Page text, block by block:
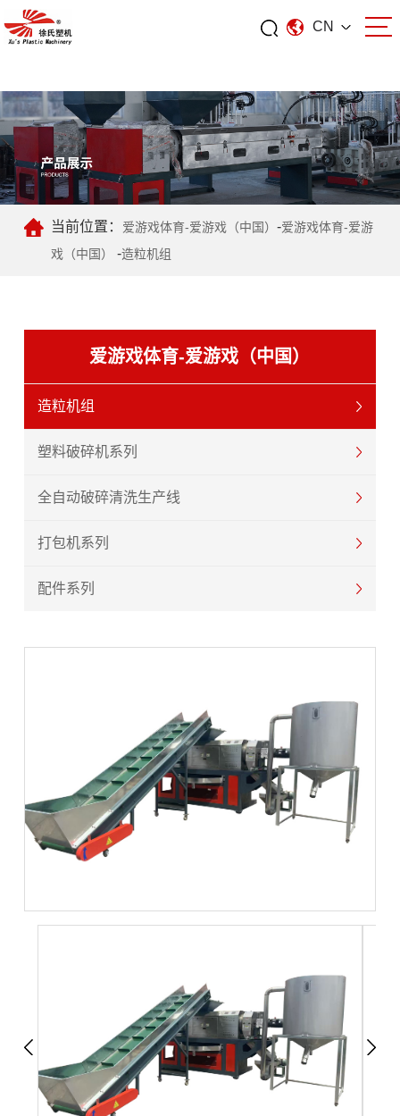
爱游戏体育 CN
当前位置： 爱游戏体育-爱游戏（中国） -爱游戏体育-爱游
戏（中国） -造粒机组
爱游戏体育-爱游戏（中国）
造粒机组
塑料破碎机系列
全自动破碎清洗生产线
打包机系列
配件系列